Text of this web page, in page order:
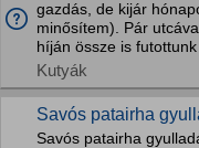
gazdás, de kijár
minősítem). Pár
híján össze is
Kutyák
Savós patairha
Savós patairha